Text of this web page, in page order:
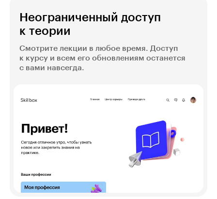
Неограниченный доступ
к теории
Смотрите лекции в любое время. Доступ
к курсу и всем его обновлениям останется
с вами навсегда.